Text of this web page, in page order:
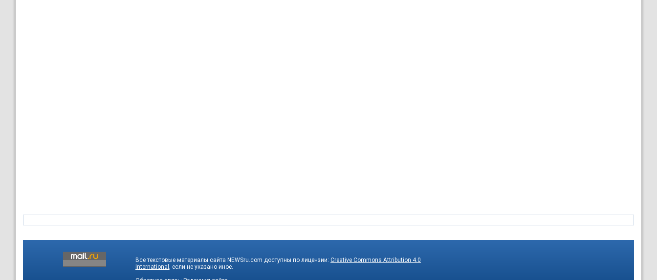
Все текстовые материалы сайта NEWSru.com доступны по лицензии: Creative Commons Attribution 4.0
International , если не указано иное.